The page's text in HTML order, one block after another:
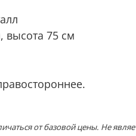
высота 75 см
от базовой цены. Не